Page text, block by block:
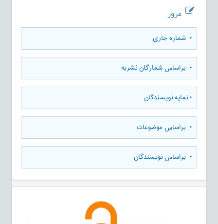
مرور
• شماره جاری
• براساس شمارگان نشریه
•نمایه نویسندگان
• براساس موضوعات
• براساس نویسندگان